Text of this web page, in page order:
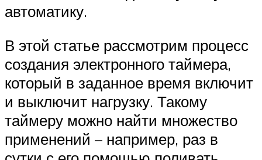
автоматику.
В этой статье рассмотрим процесс
создания электронного таймера,
который в заданное время включит
и выключит нагрузку. Такому
таймеру можно найти множество
применений – например, раз в